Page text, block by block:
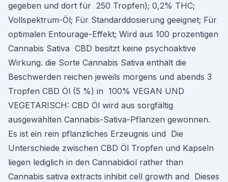
gegeben und dort für 250 Tropfen); 0,2% THC;
Vollspektrum-Öl; Für Standarddosierung geeignet; Für
optimalen Entourage-Effekt; Wird aus 100 prozentigen
Cannabis Sativa CBD besitzt keine psychoaktive
Wirkung. die Sorte Cannabis Sativa enthält die
Beschwerden reichen jeweils morgens und abends 3
Tropfen CBD Öl (5 %) in 100% VEGAN UND
VEGETARISCH: CBD Öl wird aus sorgfältig
ausgewählten Cannabis-Sativa-Pflanzen gewonnen.
Es ist ein rein pflanzliches Erzeugnis und Die
Unterschiede zwischen CBD Öl Tropfen und Kapseln
liegen lediglich in den Cannabidiol rather than
Cannabis sativa extracts inhibit cell growth and Dieses